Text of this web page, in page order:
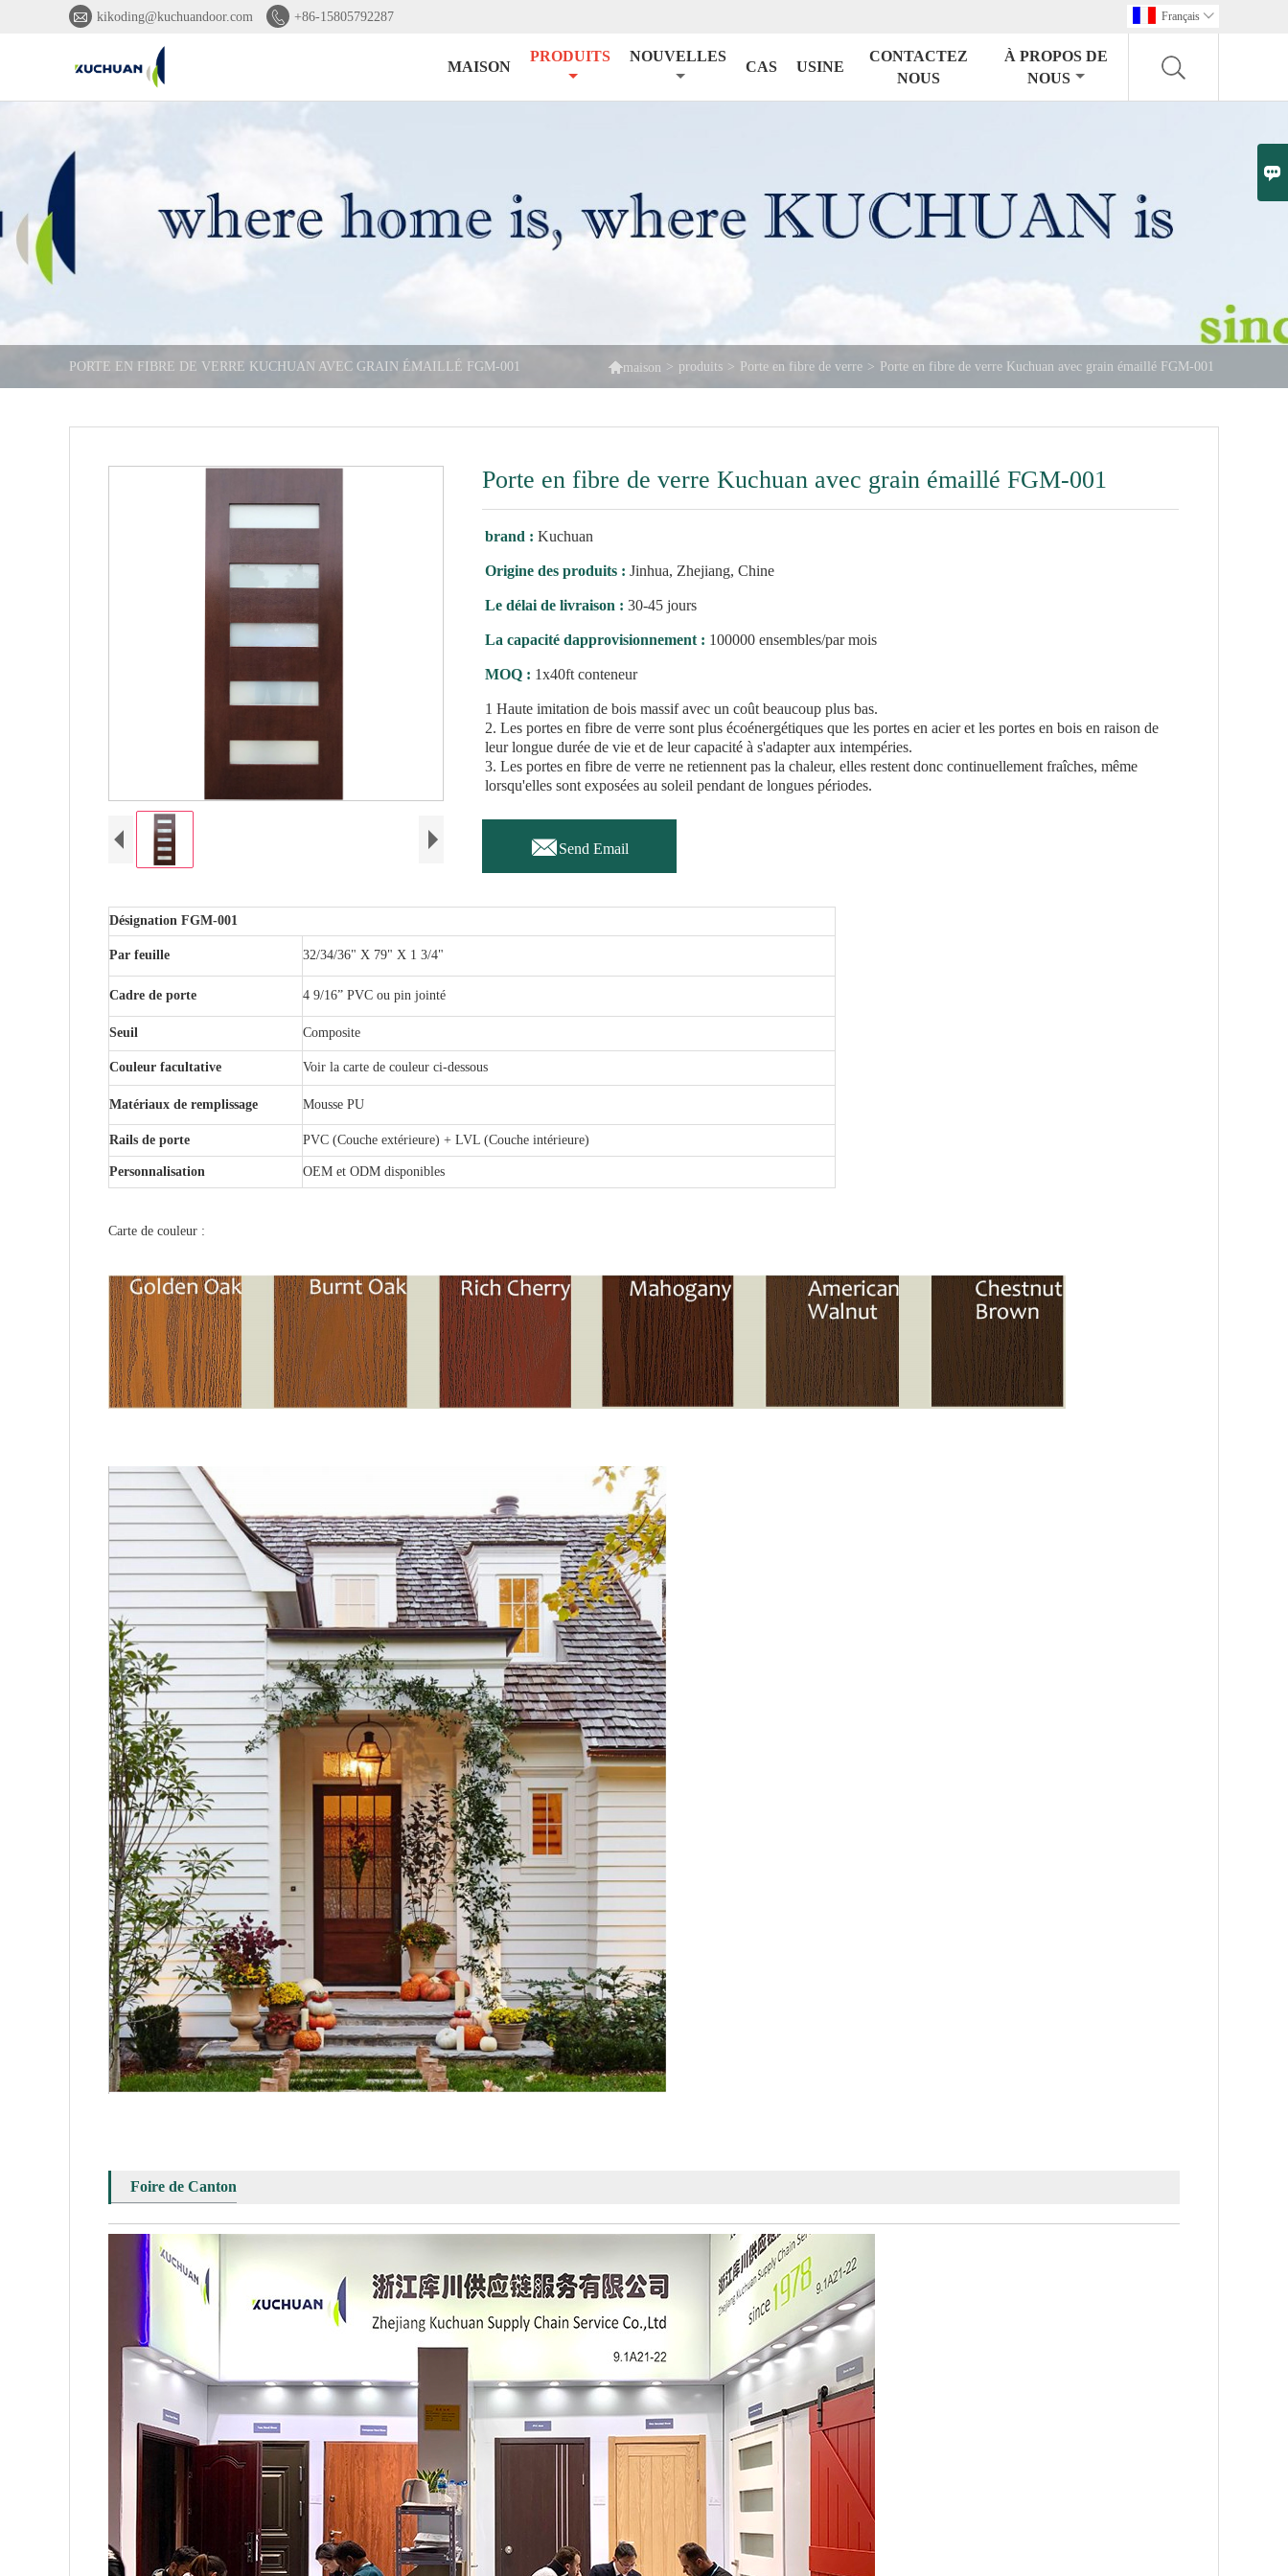

 kikoding@kuchuandoor.com  +86-15805792287 Français 
MAISON
PRODUITS NOUVELLES
CAS USINE
CONTACTEZ
NOUS
À PROPOS DE
NOUS
PORTE EN FIBRE DE VERRE KUCHUAN AVEC GRAIN ÉMAILLÉ FGM-001 maison > produits > Porte en fibre de verre > Porte en fibre de verre Kuchuan avec grain émaillé FGM-001
Porte en fibre de verre Kuchuan avec grain émaillé FGM-001
brand : Kuchuan
Origine des produits : Jinhua, Zhejiang, Chine
Le délai de livraison : 30-45 jours
La capacité dapprovisionnement : 100000 ensembles/par mois
MOQ : 1x40ft conteneur
1 Haute imitation de bois massif avec un coût beaucoup plus bas.
2. Les portes en fibre de verre sont plus écoénergétiques que les portes en acier et les portes en bois en raison de
leur longue durée de vie et de leur capacité à s'adapter aux intempéries.
3. Les portes en fibre de verre ne retiennent pas la chaleur, elles restent donc continuellement fraîches, même
lorsqu'elles sont exposées au soleil pendant de longues périodes.
Send Email
Désignation FGM-001
Par feuille 32/34/36" X 79" X 1 3/4"
Cadre de porte 4 9/16” PVC ou pin jointé
Seuil Composite
Couleur facultative Voir la carte de couleur ci-dessous
Matériaux de remplissage Mousse PU
Rails de porte PVC (Couche extérieure) + LVL (Couche intérieure)
Personnalisation OEM et ODM disponibles
Carte de couleur :
Foire de Canton